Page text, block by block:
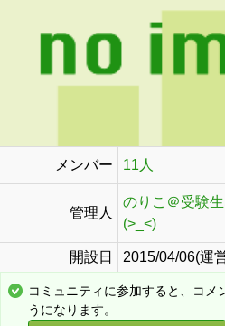
メンバー 11人
管理人
のりこ＠受験
(>_<)
開設日 2015/04/06(運
コミュニティに参加すると、コメ
うになります。